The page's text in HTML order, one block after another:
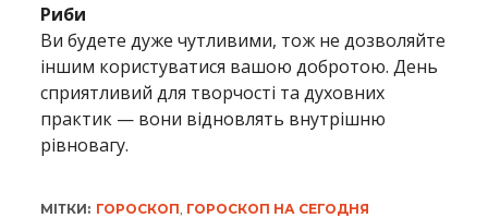
Риби
Ви будете дуже чутливими, тож не дозволяйте
іншим користуватися вашою добротою. День
сприятливий для творчості та духовних
практик — вони відновлять внутрішню
рівновагу.
МІТКИ: ГОРОСКОП ГОРОСКОП НА СЕГОДНЯ